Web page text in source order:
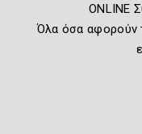
ONLINE
Όλα όσα αφορούν